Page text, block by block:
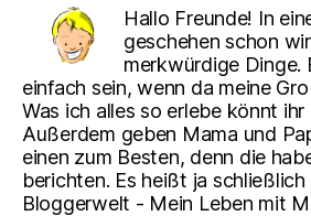
Hallo Freunde! In
geschehen schon
merkwürdige Dinge.
einfach sein, wenn da meine
Was ich alles so erlebe könnt ihr
Außerdem geben Mama und
einen zum Besten, denn die
berichten. Es heißt ja
Bloggerwelt - Mein Leben mit